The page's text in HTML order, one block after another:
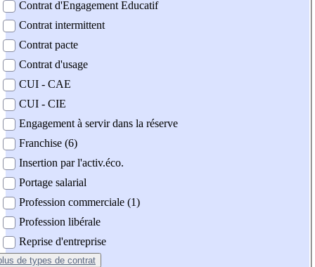
Contrat d'Engagement Educatif
Contrat intermittent
Contrat pacte
Contrat d'usage
CUI - CAE
CUI - CIE
Engagement à servir dans la réserve
Franchise (6)
Insertion par l'activ.éco.
Portage salarial
Profession commerciale (1)
Profession libérale
Reprise d'entreprise
de types de contrat